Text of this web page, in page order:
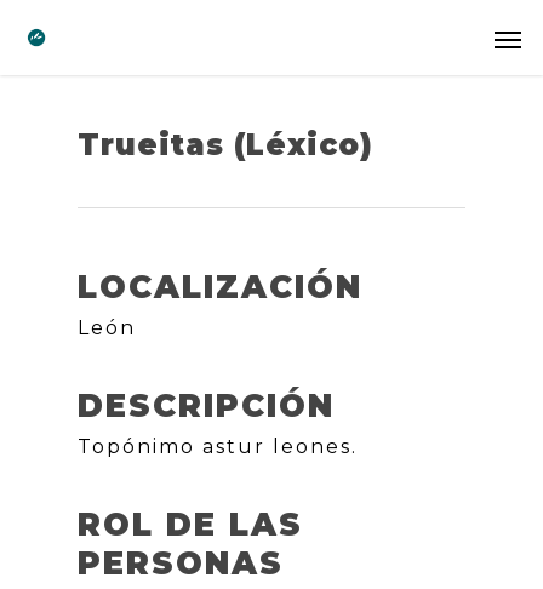
Trueitas (Léxico)
LOCALIZACIÓN
León
DESCRIPCIÓN
Topónimo astur leones.
ROL DE LAS
PERSONAS